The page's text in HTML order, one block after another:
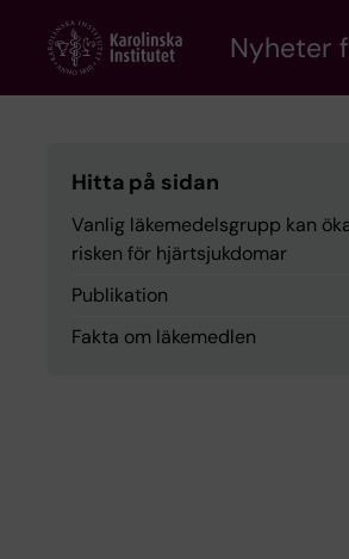
content
Nyheter
Hitta på sidan
Vanlig läkemedelsgrupp kan
risken för hjärtsjukdomar
Publikation
Fakta om läkemedlen